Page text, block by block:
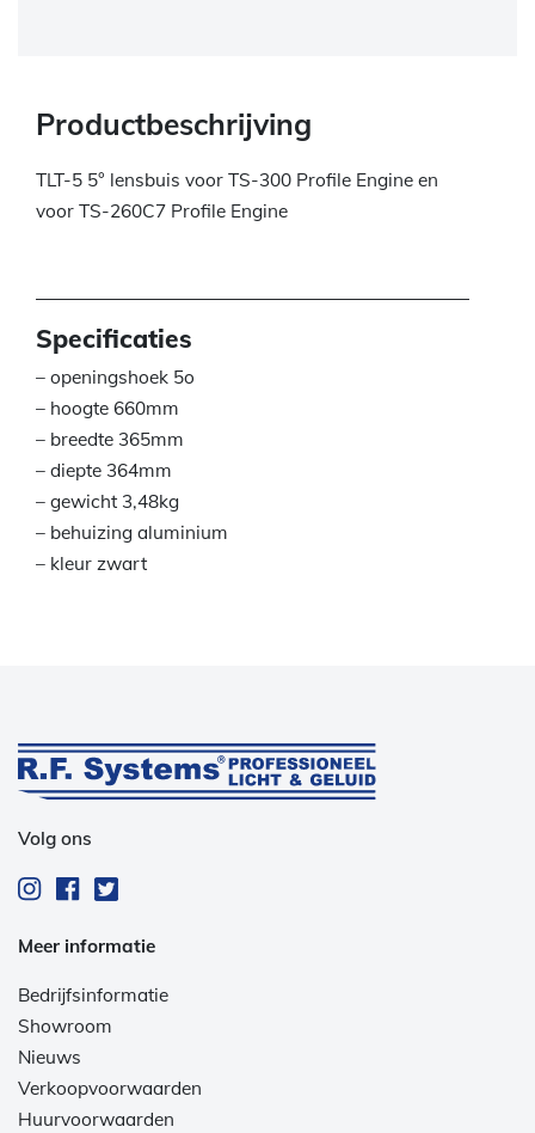
Productbeschrijving
TLT-5 5° lensbuis voor TS-300 Profile Engine en
voor TS-260C7 Profile Engine
Specificaties
– openingshoek 5o
– hoogte 660mm
– breedte 365mm
– diepte 364mm
– gewicht 3,48kg
– behuizing aluminium
– kleur zwart
Volg ons
Meer informatie
Bedrijfsinformatie
Showroom
Nieuws
Verkoopvoorwaarden
Huurvoorwaarden